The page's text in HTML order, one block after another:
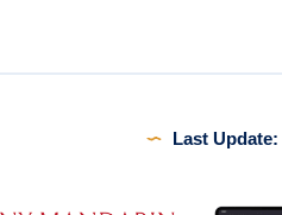
Last Update: